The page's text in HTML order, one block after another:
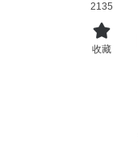
2135
收藏